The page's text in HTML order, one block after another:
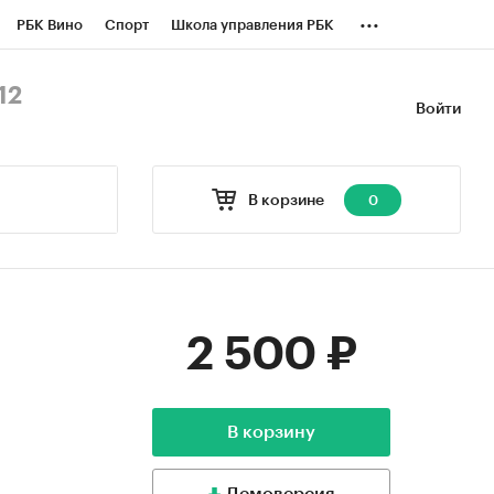
РБК Вино Спорт Школа управления РБК ...
Войти
В корзине 0
2 500 ₽
В корзину